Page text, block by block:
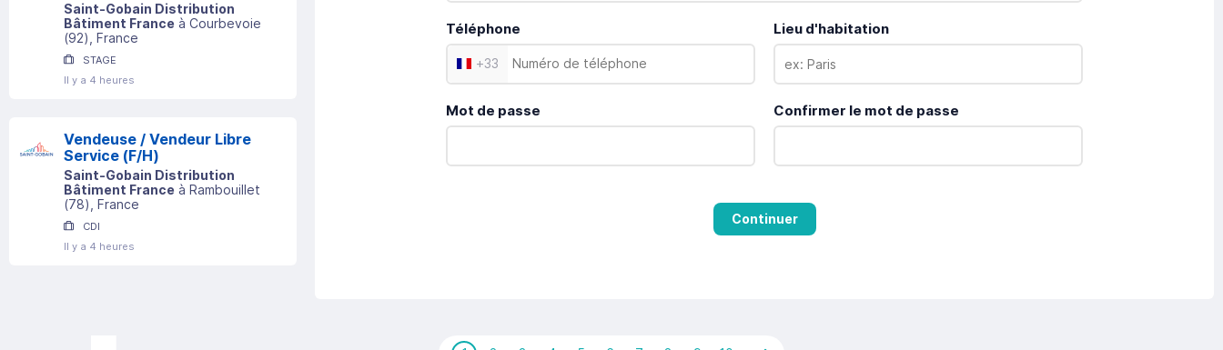
Saint-Gobain Distribution
Bâtiment France à Courbevoie
(92) , France
STAGE
Il y a 4 heures
Vendeuse / Vendeur Libre
Service (F/H)
Saint-Gobain Distribution
Bâtiment France à Rambouillet
(78) , France
CDI
Il y a 4 heures
Téléphone
+33
Lieu d'habitation
Mot de passe Confirmer le mot de passe
Continuer